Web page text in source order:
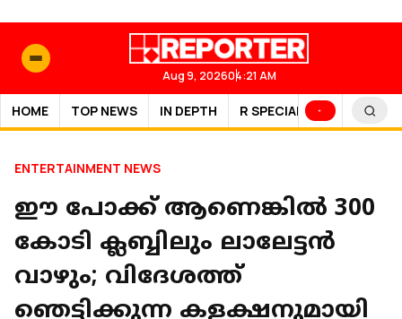
Aug 9, 202604:21 AM
HOME TOP NEWS IN DEPTH R SPECIAL SPORTS
ENTERTAINMENT NEWS
ഈ പോക്ക് ആണെങ്കിൽ 300
കോടി ക്ലബ്ബിലും ലാലേട്ടൻ
വാഴും; വിദേശത്ത്
ഞെട്ടിക്കുന്ന കളക്ഷനുമായി